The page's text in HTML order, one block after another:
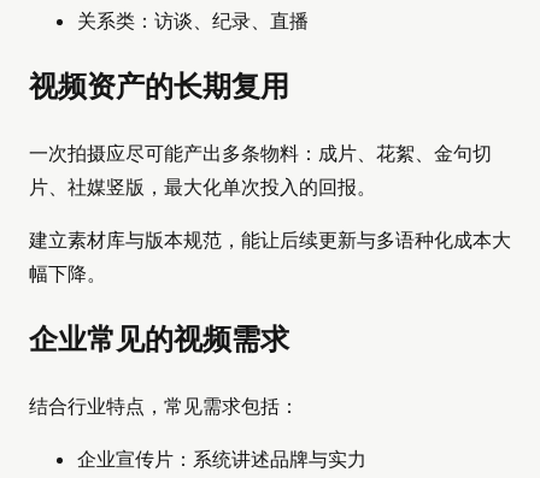
关系类：访谈、纪录、直播
视频资产的长期复用
一次拍摄应尽可能产出多条物料：成片、花絮、金句切
片、社媒竖版，最大化单次投入的回报。
建立素材库与版本规范，能让后续更新与多语种化成本大
幅下降。
企业常见的视频需求
结合行业特点，常见需求包括：
企业宣传片：系统讲述品牌与实力